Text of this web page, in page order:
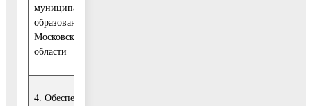
муниципального
образования
Московской
области
4. Обеспечение